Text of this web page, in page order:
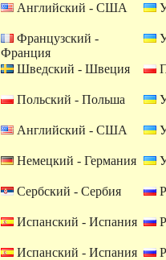
Английский - США
Французский -
Франция
Шведский - Швеция
Польский - Польша
Английский - США
Немецкий - Германия
Сербский - Сербия
Испанский - Испания
Испанский - Испания